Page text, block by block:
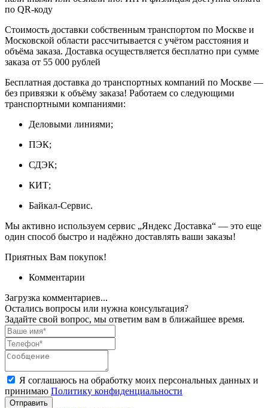
по QR‑коду
Стоимость доставки собственным транспортом по Москве и
Московской области рассчитывается с учётом расстояния и
объёма заказа. Доставка осуществляется бесплатно при сумме
заказа от 55 000 рублей
Бесплатная доставка до транспортных компаний по Москве —
без привязки к объёму заказа! Работаем со следующими
транспортными компаниями:
Деловыми линиями;
ПЭК;
СДЭК;
КИТ;
Байкал-Сервис.
Мы активно используем сервис „Яндекс Доставка“ — это еще
один способ быстро и надёжно доставлять ваши заказы!
Приятных Вам покупок!
Комментарии
Загрузка комментариев...
Остались вопросы или нужна консультация?
Задайте свой вопрос, мы ответим вам в ближайшее время.
Я соглашаюсь на обработку моих персональных данных и
принимаю Политику конфиденциальности
Отправить